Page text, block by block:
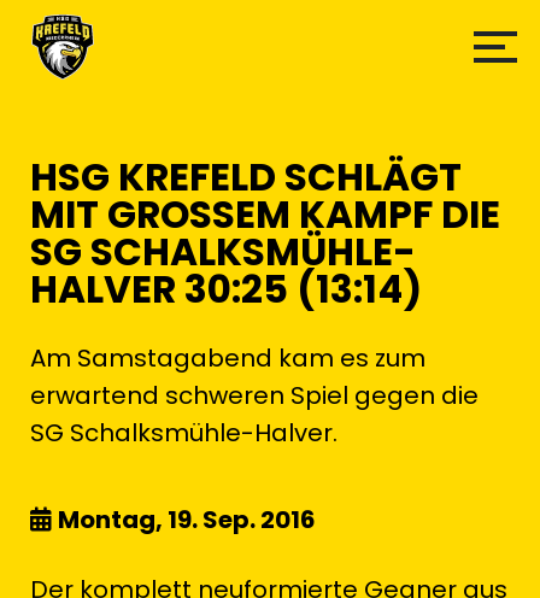
HSG KREFELD SCHLÄGT
MIT GROSSEM KAMPF DIE S
G SCHALKSMÜHLE-H
ALVER 30:25 (13:14)
Am Samstagabend kam es zum
erwartend schweren Spiel gegen die
SG Schalksmühle-Halver.
Montag, 19. Sep. 2016
Der komplett neuformierte Gegner aus